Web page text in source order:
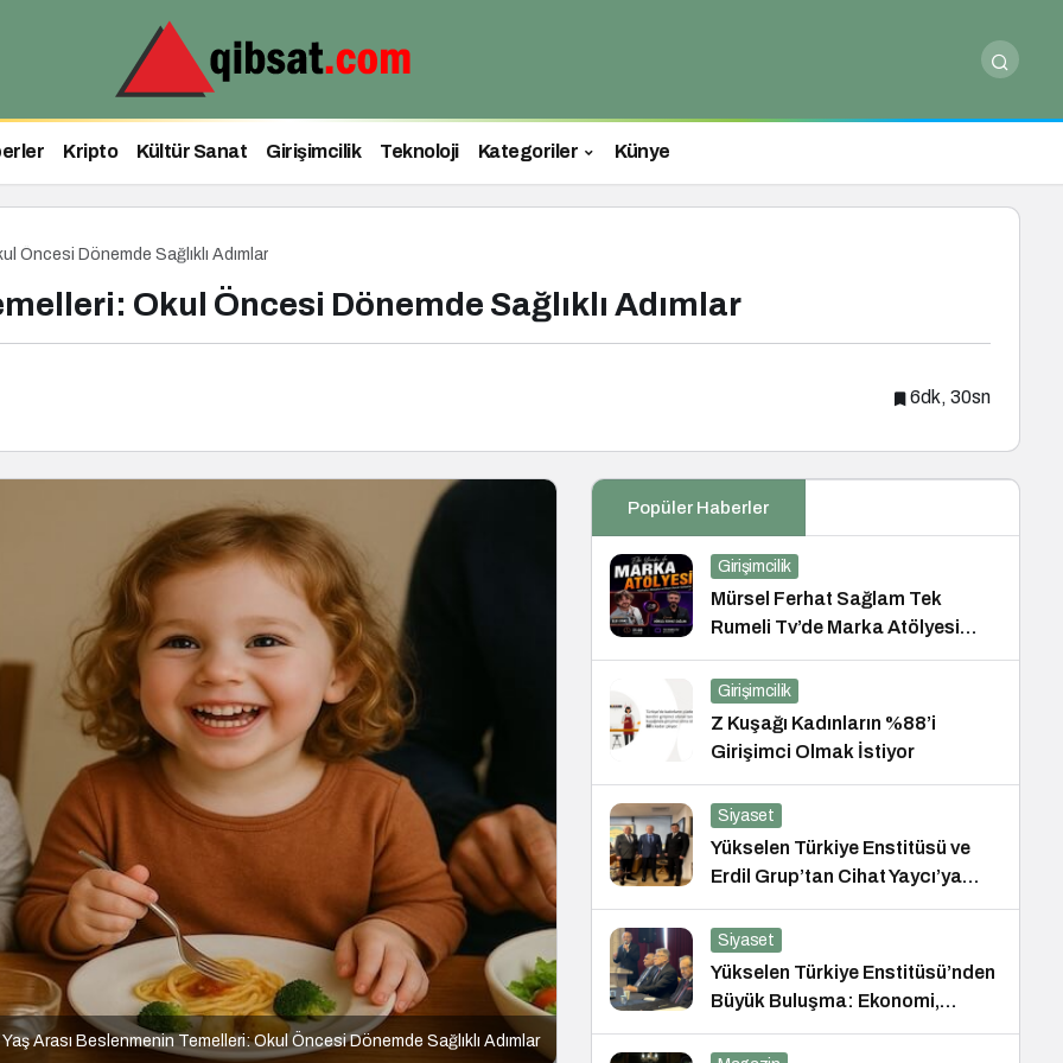
Kripto Kültür Sanat Girişimcilik Teknoloji Kategoriler Künye
Öncesi Dönemde Sağlıklı Adımlar
Okul Öncesi Dönemde Sağlıklı Adımlar
6dk, 30sn
Arası Beslenmenin Temelleri: Okul Öncesi Dönemde Sağlıklı Adımlar
Popüler Haberler
Girişimcilik
Mürsel Ferhat Sağlam Tek
Rumeli Tv’de Marka Atölyesi
Programına Konuk Oldu
Girişimcilik
Z Kuşağı Kadınların %88’i
Girişimci Olmak İstiyor
Siyaset
Yükselen Türkiye Enstitüsü ve
Erdil Grup’tan Cihat Yaycı’ya
Anlamlı Ziyaret
Siyaset
Yükselen Türkiye Enstitüsü’nden
Büyük Buluşma: Ekonomi,
Güvenlik Politikaları ve Hukuk
Konferansı